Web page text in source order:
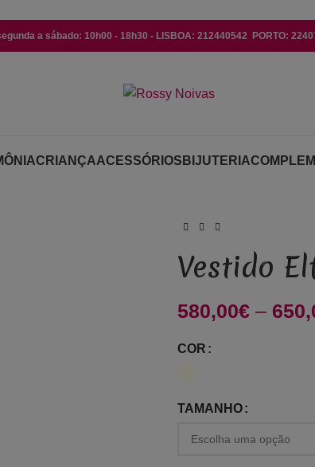
a sábado: 10h00 - 18h30 - LISBOA: 212440542 PORTO:
CRIANÇAACESSÓRIOS BIJUTERIA
Vestido
580,00€ –
COR
TAMANHO